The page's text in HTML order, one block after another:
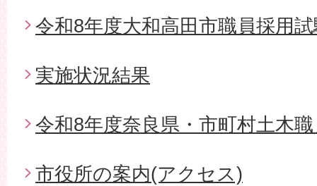
令和8年度大和高田市職員採用
実施状況結果
令和8年度奈良県・市町村土木
市役所の案内(アクセス)